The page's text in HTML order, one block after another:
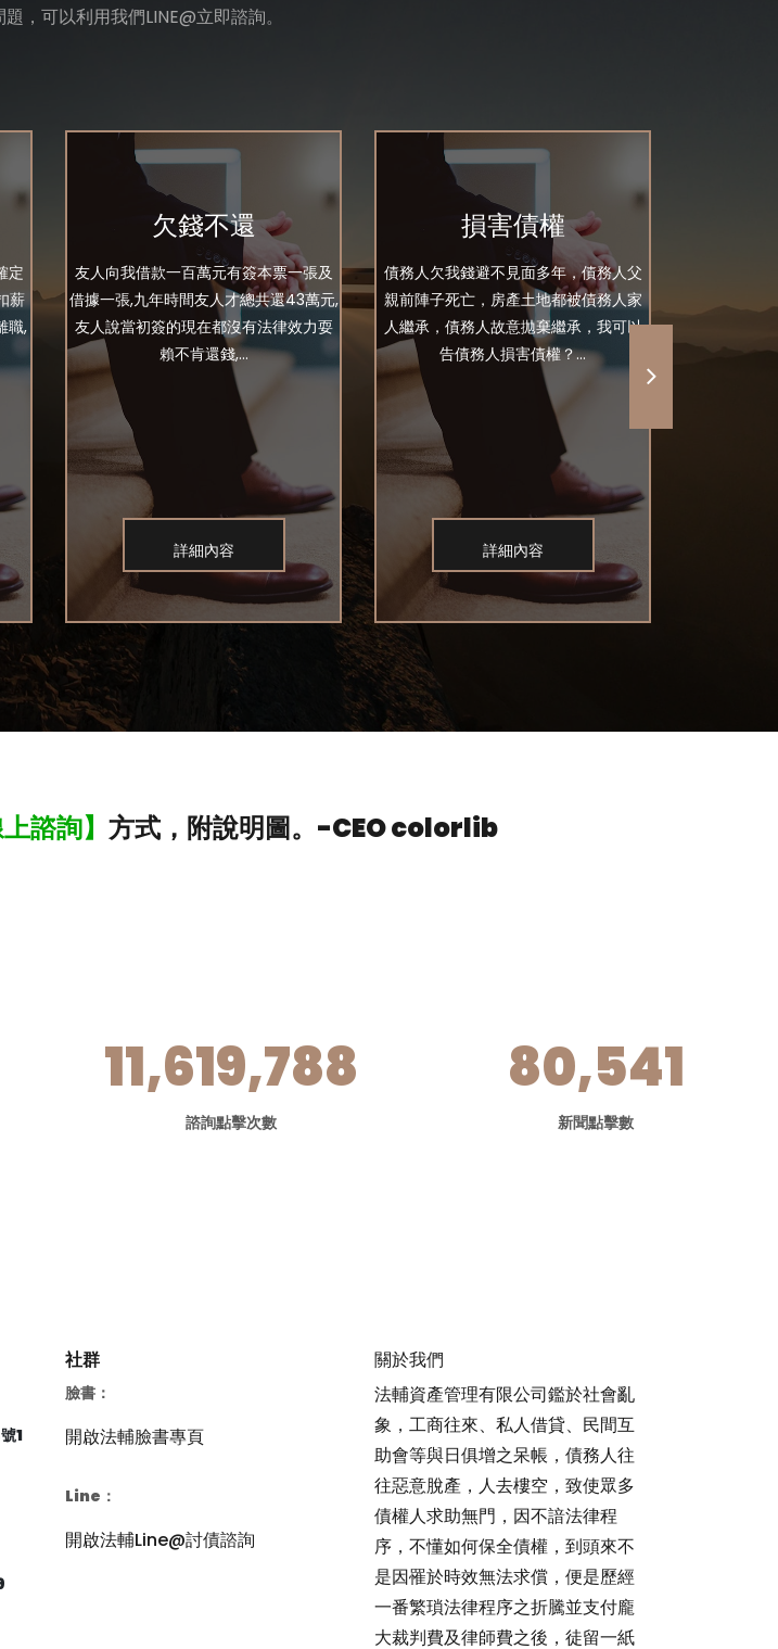
，可以利用我們LINE@立即諮詢。
定
薪
職,
欠錢不還
友人向我借款一百萬元有簽本票一張及
借據一張,九年時間友人才總共還43萬元,
友人說當初簽的現在都沒有法律效力耍
賴不肯還錢,...
詳細內容
損害債權
債務人欠我錢避不見面多年，債務人父
親前陣子死亡，房產土地都被債務人家
人繼承，債務人故意拋棄繼承，我可以
告債務人損害債權？...
詳細內容
諮詢】 方式，附說明圖。 -CEO colorlib
11,619,788
諮詢點擊次數
80,541
新聞點擊數
1
社群
臉書：
開啟法輔臉書專頁
Line：
開啟法輔Line@討債諮詢
關於我們
法輔資產管理有限公司鑑於社會亂
象，工商往來、私人借貸、民間互
助會等與日俱增之呆帳，債務人往
往惡意脫產，人去樓空，致使眾多
債權人求助無門，因不諳法律程
序，不懂如何保全債權，到頭來不
是因罹於時效無法求償，便是歷經
一番繁瑣法律程序之折騰並支付龐
大裁判費及律師費之後，徒留一紙